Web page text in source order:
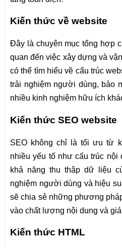
Kiến thức về website
Đây là chuyên mục tổng hợp
quan đến việc xây dựng và
có thể tìm hiểu về cấu trúc
trải nghiệm người dùng, bảo
nhiều kinh nghiệm hữu ích
Kiến thức SEO website
SEO không chỉ là tối ưu từ
nhiều yếu tố như cấu trúc nội
khả năng thu thập dữ liệu
nghiệm người dùng và hiệu
sẽ chia sẻ những phương
vào chất lượng nội dung và
Kiến thức HTML